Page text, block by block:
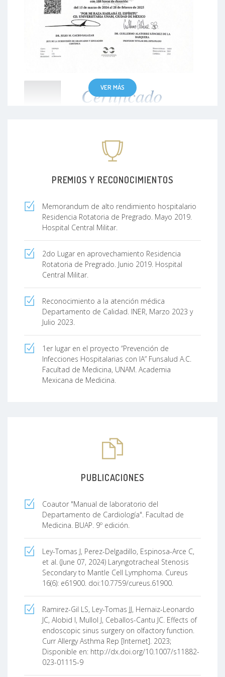
VER MÁS
PREMIOS Y RECONOCIMIENTOS
Memorandum de alto rendimiento hospitalario
Residencia Rotatoria de Pregrado. Mayo 2019.
Hospital Central Militar.
2do Lugar en aprovechamiento Residencia
Rotatoria de Pregrado. Junio 2019. Hospital
Central Militar.
Reconocimiento a la atención médica
Departamento de Calidad. INER, Marzo 2023 y
Julio 2023.
1er lugar en el proyecto “Prevención de
Infecciones Hospitalarias con IA” Funsalud A.C.
Facultad de Medicina, UNAM. Academia
Mexicana de Medicina.
PUBLICACIONES
Coautor "Manual de laboratorio del
Departamento de Cardiología". Facultad de
Medicina. BUAP. 9º edición.
Ley-Tomas J, Perez-Delgadillo, Espinosa-Arce C,
et al. (June 07, 2024) Laryngotracheal Stenosis
Secondary to Mantle Cell Lymphoma. Cureus
16(6): e61900. doi:10.7759/cureus.61900.
Ramirez-Gil LS, Ley-Tomas JJ, Hernaiz-Leonardo
JC, Alobid I, Mullol J, Ceballos-Cantu JC. Effects of
endoscopic sinus surgery on olfactory function.
Curr Allergy Asthma Rep [Internet]. 2023;
Disponible en: http://dx.doi.org/10.1007/s11882-
023-01115-9